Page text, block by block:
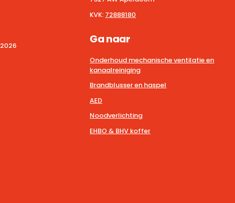
2026
KVK: 72888180
Ga naar
Onderhoud mechanische ventilatie en
kanaalreiniging
Brandblusser en haspel
AED
Noodverlichting
EHBO & BHV koffer